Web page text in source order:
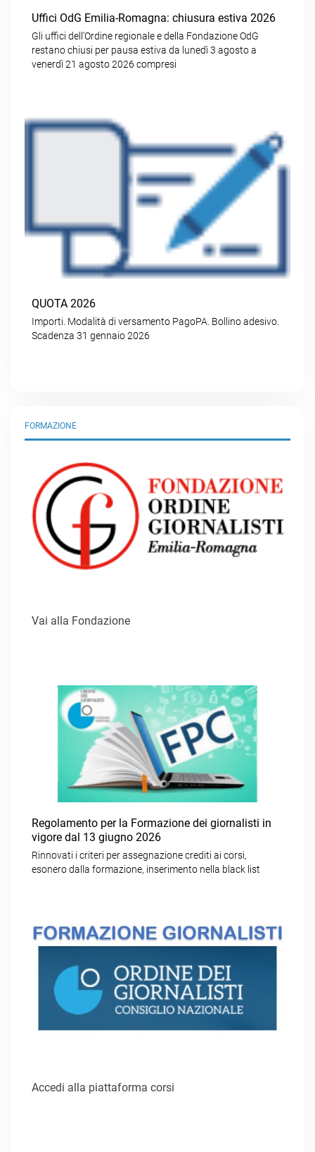
Uffici OdG Emilia-Romagna: chiusura estiva 2026
Gli uffici dell’Ordine regionale e della Fondazione OdG
restano chiusi per pausa estiva da lunedì 3 agosto a
venerdì 21 agosto 2026 compresi
QUOTA 2026
Importi. Modalità di versamento PagoPA. Bollino adesivo.
Scadenza 31 gennaio 2026
FORMAZIONE
Vai alla Fondazione
Regolamento per la Formazione dei giornalisti in
vigore dal 13 giugno 2026
Rinnovati i criteri per assegnazione crediti ai corsi,
esonero dalla formazione, inserimento nella black list
Accedi alla piattaforma corsi